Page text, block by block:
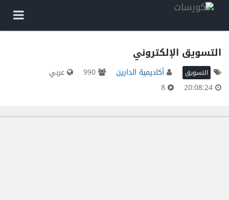
التسويق الإلكتروني
التسويق أكاديمية الدارين
عربي